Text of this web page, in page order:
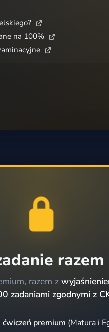
na 100%
razem z
zadaniami zgodnymi z
premium (Matura i